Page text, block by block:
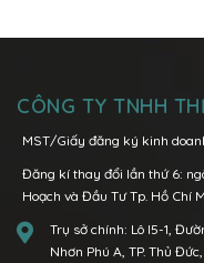
CÔNG TY TNHH
MST/Giấy đăng ký kinh
Đăng kí thay đổi lần thứ 6:
Hoạch và Đầu Tư Tp. Hồ Chí
Trụ sở chính: Lô I5-1,
Nhơn Phú A, TP. Thủ